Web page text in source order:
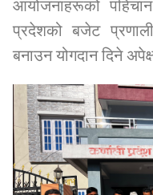
आयोजनाहरूको
प्रदेशको बजेट
बनाउन योगदान दिने